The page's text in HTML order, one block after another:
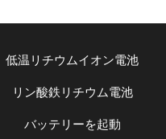
低温リチウムイオン電池
リン酸鉄リチウム電池
バッテリーを起動